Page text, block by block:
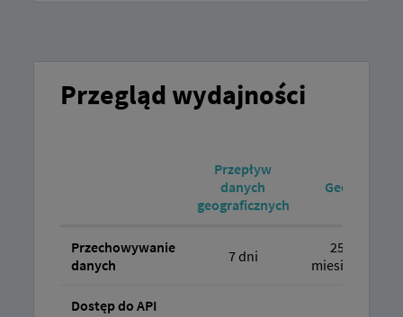
Przegląd wydajności
Przepływ
danych
geograficznych
Geo
Przechowywanie
danych
7 dni
25
miesięcy
Dostęp do API